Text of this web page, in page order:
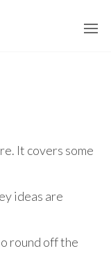
It covers some
ideas are
round off the